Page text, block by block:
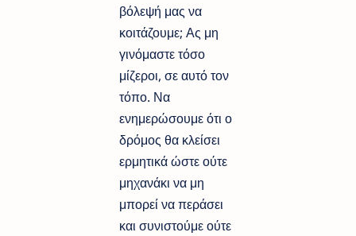
βόλεψή μας να
κοιτάζουμε; Ας μη
γινόμαστε τόσο
μίζεροι, σε αυτό τον
τόπο. Να
ενημερώσουμε ότι ο
δρόμος θα κλείσει
ερμητικά ώστε ούτε
μηχανάκι να μη
μπορεί να περάσει
και συνιστούμε ούτε